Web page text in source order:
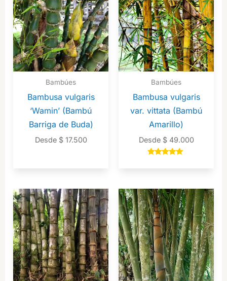
Bambúes
Bambusa vulgaris
‘Wamin’ (Bambú
Barriga de Buda)
Desde $17.500
Bambúes
Bambusa vulgaris
var. vittata (Bambú
Amarillo)
Desde $49.000